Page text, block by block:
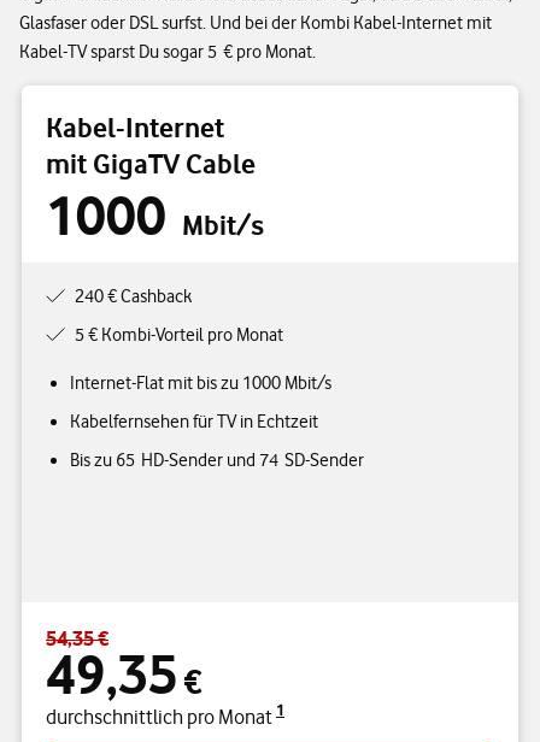
Glasfaser oder DSL surfst. Und bei der Kombi Kabel-Internet mit
Kabel-TV sparst Du sogar 5 € pro Monat.
Kabel-Internet
mit GigaTV Cable
1000 Mbit/s
240 € Cashback
5 € Kombi-Vorteil pro Monat
Internet-Flat mit bis zu 1000 Mbit/s
Kabelfernsehen für TV in Echtzeit
Bis zu 65 HD-Sender und 74 SD-Sender
Standardpreis 54,35 € – Angebotspreis 49,35 € durchschnittlich
54,35 €
49,35 €
durchschnittlich pro Monat 1